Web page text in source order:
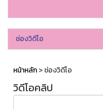
ช่องวิดีโอ
หน้าหลัก> ช่องวิดีโอ
วิดีโอคลิป